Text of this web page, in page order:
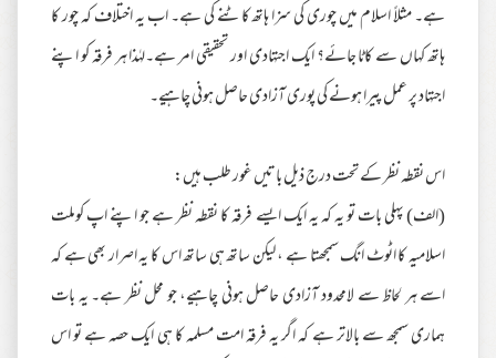
ہے۔ مثلاً اسلام میں چوری کی سزا ہاتھ کاٹنے کی ہے۔ اب یہ اختلاف کہ چور کا
ہاتھ کہاں سے کاٹا جائے؟ ایک اجتہادی اور تحقیقی امر ہے۔لہٰذا ہر فرقہ کو اپنے
اجتہاد پر عمل پیرا ہونے کی پوری آزادی حاصل ہونی چاہیے۔
اس نقطہ نظر کے تحت درج ذیل باتیں غور طلب ہیں:
(الف) پہلی بات تو یہ کہ یہ ایک ایسے فرقہ کا نقطہ نظر ہے جو اپنے اپ کوملت
اسلامیہ کا اٹوٹ انگ سمجھتا ہے ، لیکن ساتھ ہی ساتھ اس کا یہ اصرار بھی ہے کہ
اسے ہر لحاظ سے لامحدود آزادی حاصل ہونی چاہیے، جو محل نظر ہے۔ یہ بات
ہماری سمجھ سے بالاتر ہے کہ اگر یہ فرقہ امت مسلمہ کا ہی ایک حصہ ہے تو اس